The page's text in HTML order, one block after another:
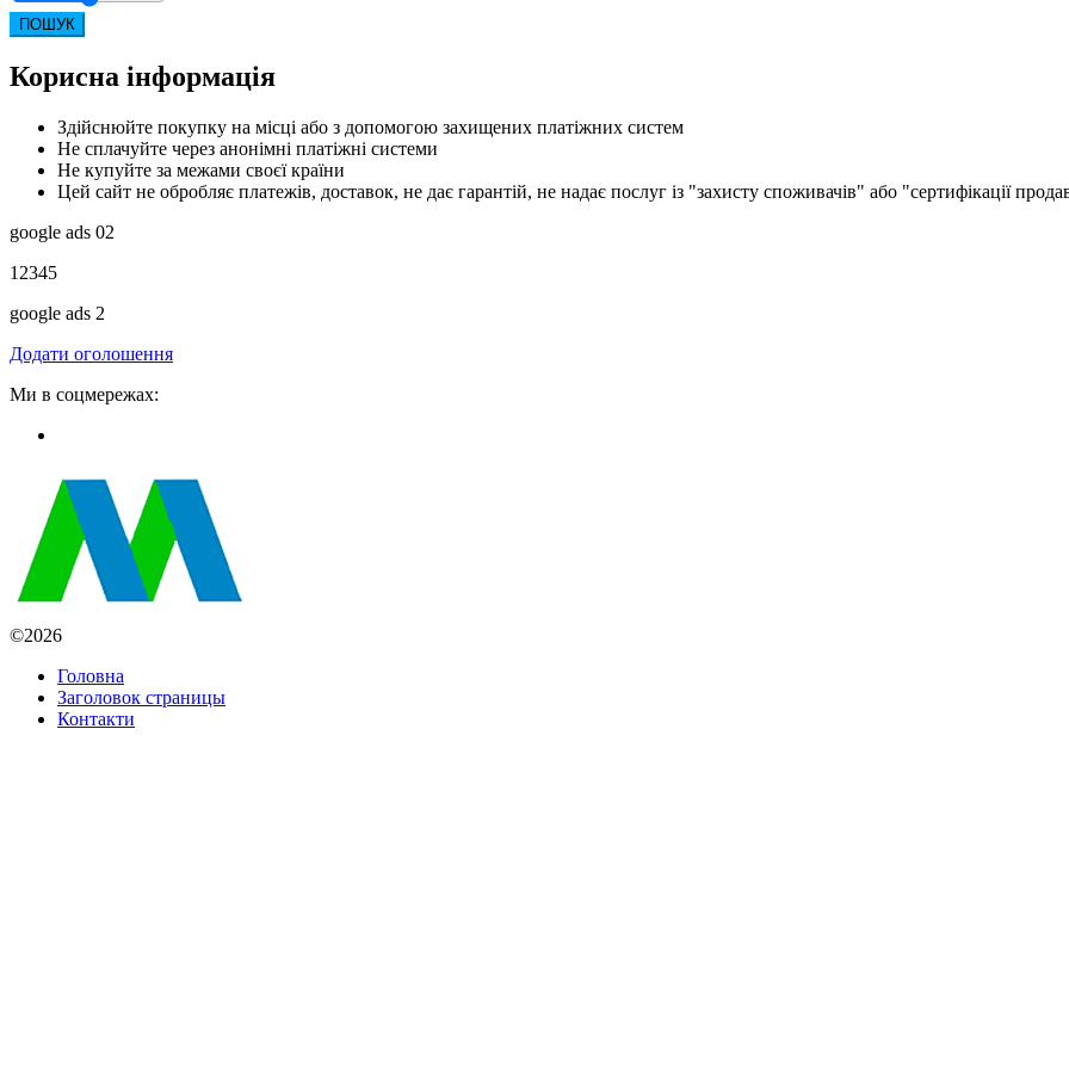
ПОШУК
Корисна інформація
Здійснюйте покупку на місці або з допомогою захищених платіжних систем
Не сплачуйте через анонімні платіжні системи
Не купуйте за межами своєї країни
Цей сайт не обробляє платежів, доставок, не дає гарантій, не надає послуг із "захисту споживачів" або "сертифікації
google ads 02
12345
google ads 2
Додати оголошення
Ми в соцмережах:
©2026
Головна
Заголовок страницы
Контакти